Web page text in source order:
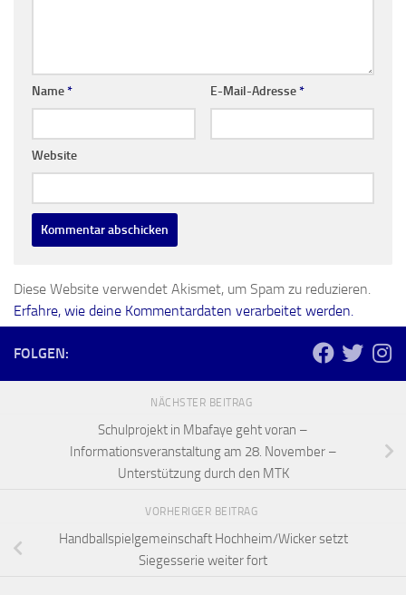
Name* E-Mail-Adresse*
Website
Diese Website verwendet Akismet, um Spam zu reduzieren.
Erfahre, wie deine Kommentardaten verarbeitet werden.
FOLGEN:
NÄCHSTER BEITRAG
Schulprojekt in Mbafaye geht voran –
Informationsveranstaltung am 28. November –
Unterstützung durch den MTK
VORHERIGER BEITRAG
Handballspielgemeinschaft Hochheim/Wicker setzt
Siegesserie weiter fort